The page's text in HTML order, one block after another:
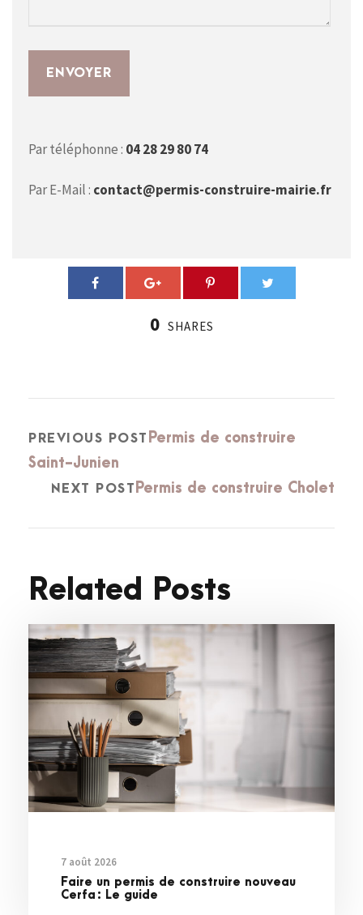
Par téléphonne : 04 28 29 80 74
Par E-Mail : contact@permis-construire-mairie.fr
0 SHARES
PREVIOUS POST Permis de construire
Saint-Junien
NEXT POST Permis de construire Cholet
Related Posts
7 août 2026
Faire un permis de construire nouveau
Cerfa : Le guide